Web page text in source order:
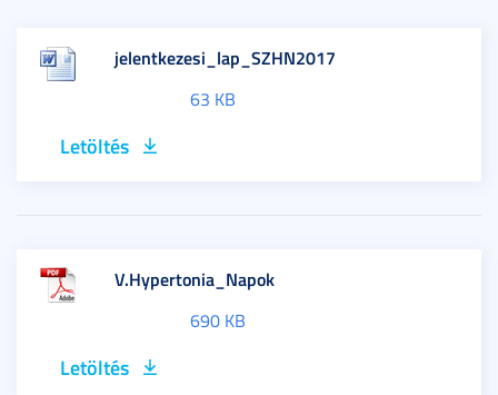
jelentkezesi_lap_SZHN2017
63 KB
Letöltés
V.Hypertonia_Napok
690 KB
Letöltés